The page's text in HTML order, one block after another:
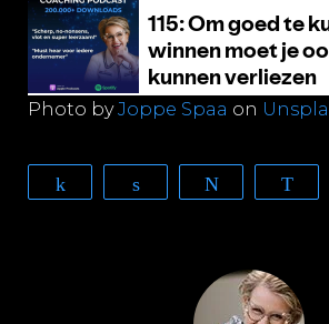
Photo byJoppe Spaa on